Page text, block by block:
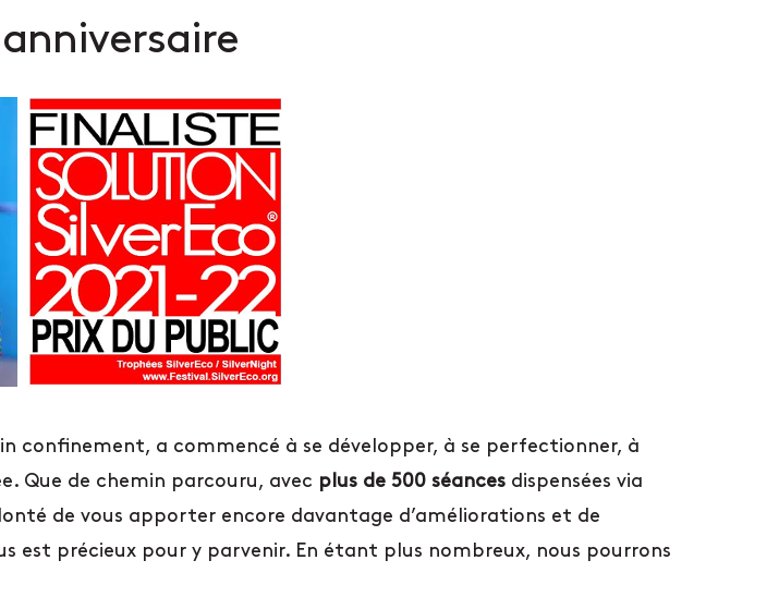
confinement, a commencé à se développer, à se perfectionner, à
Que de chemin parcouru, avec plus de 500 séancesdispensées via
de vous apporter encore davantage d’améliorations et de
est précieux pour y parvenir. En étant plus nombreux, nous pourrons